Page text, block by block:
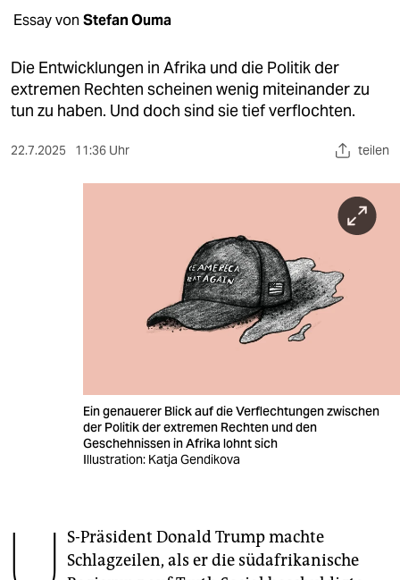
gesellschaft
sport
fragen & hilfe
unterstützen
epaper login
Essay von Stefan Ouma
Die Entwicklungen in Afrika und die Politik der
extremen Rechten scheinen wenig miteinander zu
tun zu haben. Und doch sind sie tief verflochten.
22.7.2025 11:36 Uhr teilen
Ein genauerer Blick auf die Verflechtungen zwischen
der Politik der extremen Rechten und den
Geschehnissen in Afrika lohnt sich
Illustration: Katja Gendikova
S-Präsident Donald Trump machte
Schlagzeilen, als er die südafrikanische